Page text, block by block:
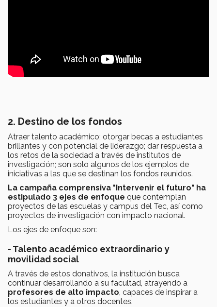
2. Destino de los fondos
Atraer talento académico; otorgar becas a estudiantes
brillantes y con potencial de liderazgo; dar respuesta a
los retos de la sociedad a través de institutos de
investigación; son solo algunos de los ejemplos de
iniciativas a las que se destinan los fondos reunidos.
La campaña comprensiva "Intervenir el futuro" ha
estipulado 3 ejes de enfoque que contemplan
proyectos de las escuelas y campus del Tec, así como
proyectos de investigación con impacto nacional.
Los ejes de enfoque son:
- Talento académico extraordinario y
movilidad social
A través de estos donativos, la institución busca
continuar desarrollando a su facultad, atrayendo a
profesores de alto impacto, capaces de inspirar a
los estudiantes y a otros docentes.